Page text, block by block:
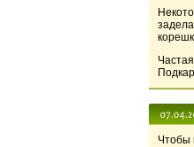
Чтобы